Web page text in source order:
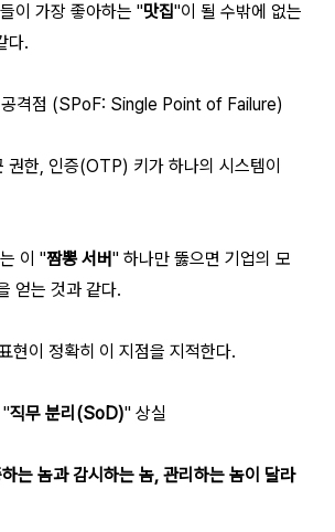
이 가장 좋아하는 "맛집"이 될 수밖에 없는
다.
공격점 (SPoF: Single Point of Failure)
권한, 인증(OTP) 키가 하나의 시스템이
이 "짬뽕 서버" 하나만 뚫으면 기업의 모
얻는 것과 같다.
현이 정확히 이 지점을 지적한다.
"직무 분리(SoD)" 상실
는 놈과 감시하는 놈, 관리하는 놈이 달라